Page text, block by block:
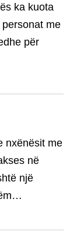
ka kuota
me
për
nxënësit me
në
një